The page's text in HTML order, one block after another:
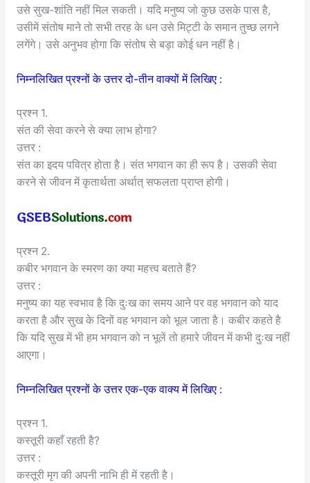
उसे सुख-शांति नहीं मिल सकती। यदि मनुष्य जो कुछ उसके पास है,
उसीमें संतोष माने तो सभी तरह के धन उसे मिट्टी के समान तुच्छ लगने
लगेंगे। उसे अनुभव होगा कि संतोष से बड़ा कोई धन नहीं है।
निम्नलिखित प्रश्नों के उत्तर दो-तीन वाक्यों में लिखिए :
प्रश्न 1.
संत की सेवा करने से क्या लाभ होगा?
उत्तर :
संत का इदय पवित्र होता है। संत भगवान का ही रूप है। उसकी सेवा
करने से जीवन में कृतार्थता अर्थात् सफलता प्राप्त होगी।
प्रश्न 2.
कबीर भगवान के स्मरण का क्या महत्त्व बताते हैं?
उत्तर :
मनुष्य का यह स्वभाव है कि दुःख का समय आने पर वह भगवान को याद
करता है और सुख के दिनों वह भगवान को भूल जाता है। कबीर कहते है
कि यदि सुख में भी हम भगवान को न भूलें तो हमारे जीवन में कभी दुःख नहीं
आएगा।
निम्नलिखित प्रश्नों के उत्तर एक-एक वाक्य में लिखिए :
प्रश्न 1.
कस्तूरी कहाँ रहती है?
उत्तर :
कस्तूरी मृग की अपनी नाभि ही में रहती है।